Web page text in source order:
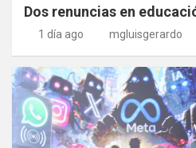
Dos renuncias en
1 día ago mgluisgerardo